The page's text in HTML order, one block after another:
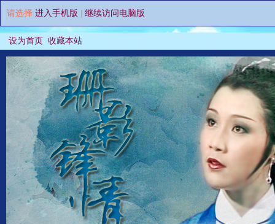
请选择 进入手机版 继续访问电脑版
设为首页 收藏本站